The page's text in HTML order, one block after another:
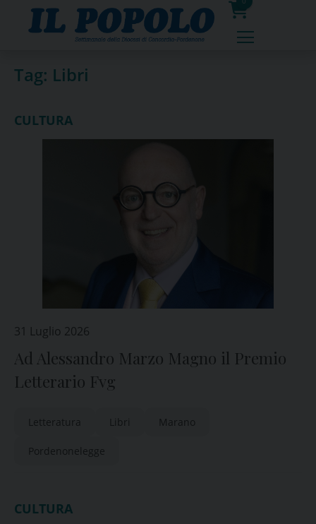
0
prodotti
Tag: Libri
CULTURA
31 Luglio 2026
Ad Alessandro Marzo Magno il Premio
Letterario Fvg
Letteratura Libri Marano
Pordenonelegge
CULTURA